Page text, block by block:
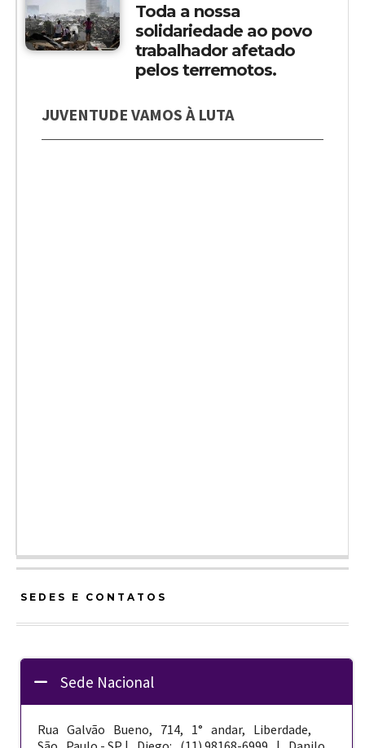
Toda a nossa
solidariedade ao povo
trabalhador afetado
pelos terremotos.
JUVENTUDE VAMOS À LUTA
SEDES E CONTATOS
Sede Nacional
Rua Galvão Bueno, 714, 1° andar, Liberdade,